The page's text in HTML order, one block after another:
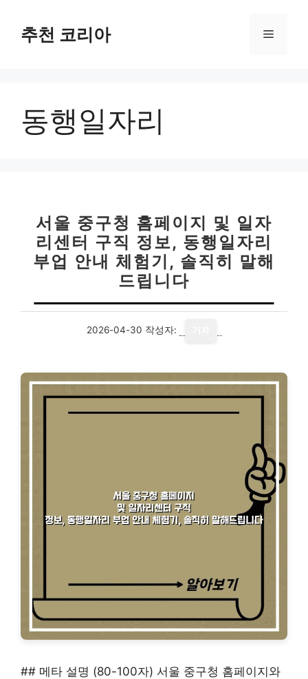
추천 코리아 메
동행일자리
서울 중구청 홈페이지 및 일자
리센터 구직 정보, 동행일자리
부업 안내 체험기, 솔직히 말해
드립니다
2026-04-30 작성자:
## 메타 설명 (80-100자) 서울 중구청 홈페이지와